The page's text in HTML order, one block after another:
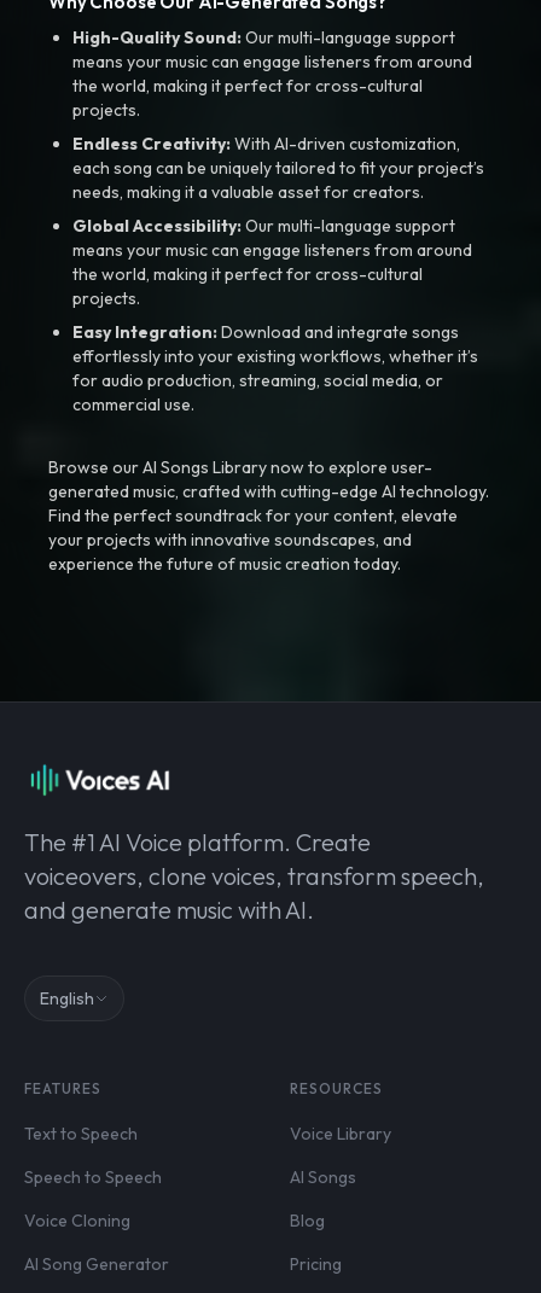
High-Quality Sound:Our multi-language support
means your music can engage listeners from around
the world, making it perfect for cross-cultural
projects.
Endless Creativity:With AI-driven customization,
each song can be uniquely tailored to fit your project’s
needs, making it a valuable asset for creators.
Global Accessibility:Our multi-language support
means your music can engage listeners from around
the world, making it perfect for cross-cultural
projects.
Easy Integration:Download and integrate songs
effortlessly into your existing workflows, whether it’s
for audio production, streaming, social media, or
commercial use.
Browse our AI Songs Library now to explore user-
generated music, crafted with cutting-edge AI technology.
Find the perfect soundtrack for your content, elevate
your projects with innovative soundscapes, and
experience the future of music creation today.
The #1 AI Voice platform. Create
voiceovers, clone voices, transform speech,
and generate music with AI.
English
FEATURES
Text to Speech
Speech to Speech
Voice Cloning
AI Song Generator
RESOURCES
Voice Library
AI Songs
Blog
Pricing